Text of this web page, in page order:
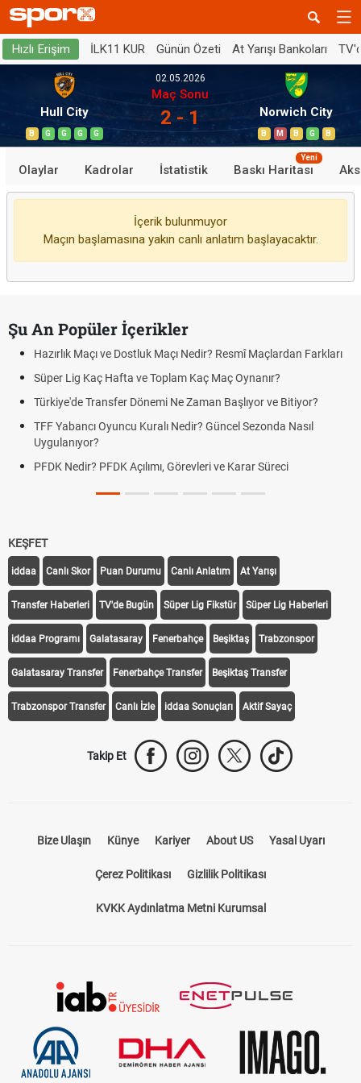
Hızlı Erişim İLK11 KUR Günün Özeti At Yarışı Bankoları
Hull City
B G G G G
02.05.2026
Maç Sonu
2 - 1 Norwich City
B M B G B
Olaylar Kadrolar İstatistik Baskı Haritası
Yeni
İçerik bulunmuyor
Maçın başlamasına yakın canlı anlatım başlayacaktır.
Şu An Popüler İçerikler
Hazırlık Maçı ve Dostluk Maçı Nedir? Resmî Maçlardan Farkları
Süper Lig Kaç Hafta ve Toplam Kaç Maç Oynanır?
Türkiye'de Transfer Dönemi Ne Zaman Başlıyor ve Bitiyor?
TFF Yabancı Oyuncu Kuralı Nedir? Güncel Sezonda Nasıl
Uygulanıyor?
PFDK Nedir? PFDK Açılımı, Görevleri ve Karar Süreci
KEŞFET
iddaa Canlı Skor Puan Durumu Canlı Anlatım At Yarışı
Transfer Haberleri TV'de Bugün Süper Lig Fikstür Süper Lig Haberleri
iddaa Programı Galatasaray Fenerbahçe Beşiktaş Trabzonspor
Galatasaray Transfer Fenerbahçe Transfer Beşiktaş Transfer
Trabzonspor Transfer Canlı İzle iddaa Sonuçları Aktif Sayaç
Takip Et
Bize Ulaşın Künye Kariyer About US Yasal Uyarı
Çerez Politikası Gizlilik Politikası
KVKK Aydınlatma Metni Kurumsal